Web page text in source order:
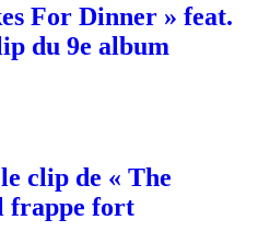
For Dinner » feat.
du 9e album
clip de « The
frappe fort